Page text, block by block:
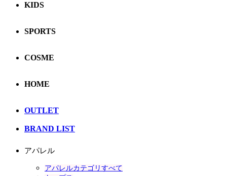
KIDS
SPORTS
COSME
HOME
OUTLET
BRAND LIST
アパレル
アパレルカテゴリすべて